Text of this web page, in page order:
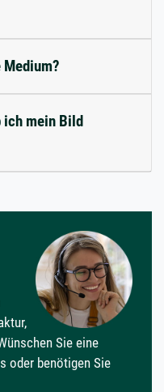
ich mein Bild
Sie eine
oder benötigen Sie